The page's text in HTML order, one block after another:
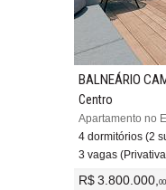
BALNEÁRIO
Centro
Apartamento no
4 dormitórios (2
3 vagas
R$ 3.800.000,00